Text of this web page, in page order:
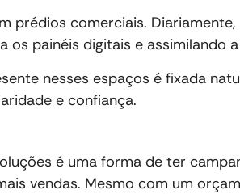
prédios comerciais. Diariamente,
os painéis digitais e assimilando
nesses espaços é fixada
e confiança.
é uma forma de ter
vendas. Mesmo com um